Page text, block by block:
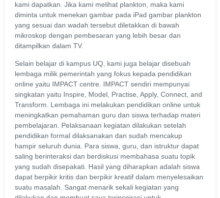
kami dapatkan. Jika kami melihat plankton, maka kami
diminta untuk menekan gambar pada iPad gambar plankton
yang sesuai dan wadah tersebut diletakkan di bawah
mikroskop dengan pembesaran yang lebih besar dan
ditampilkan dalam TV.
Selain belajar di kampus UQ, kami juga belajar disebuah
lembaga milik pemerintah yang fokus kepada pendidikan
online yaitu IMPACT centre. IMPACT sendiri mempunyai
singkatan yaitu Inspire, Model, Practise, Apply, Connect, and
Transform. Lembaga ini melakukan pendidikan online untuk
meningkatkan pemahaman guru dan siswa terhadap materi
pembelajaran. Pelaksanaan kegiatan dilakukan setelah
pendidikan formal dilaksanakan dan sudah mencakup
hampir seluruh dunia. Para siswa, guru, dan istruktur dapat
saling berinteraksi dan berdiskusi membahasa suatu topik
yang sudah disepakati. Hasil yang diharapkan adalah siswa
dapat berpikir kritis dan berpikir kreatif dalam menyelesaikan
suatu masalah. Sangat menarik sekali kegiatan yang